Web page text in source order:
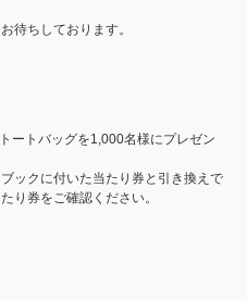
待ちしております。
ートバッグを1,000名様にプレゼン
ックに付いた当たり券と引き換えで
り券をご確認ください。